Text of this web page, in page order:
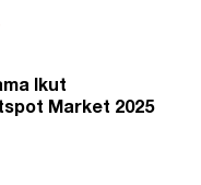
Ikut
Market 2025